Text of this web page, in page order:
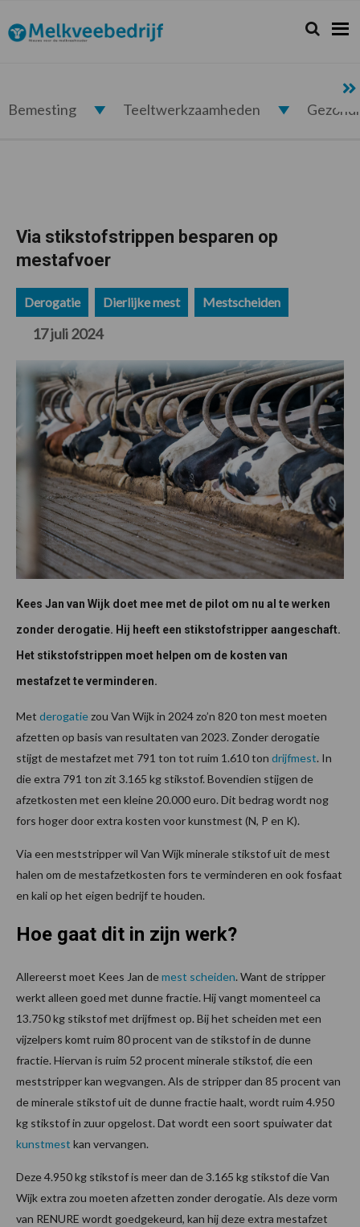
de
hoofdnavigatie
de
hoofd
de
eerste
de
voettekst
Melkveebedrijf.nl Zoeken...
Zoek
Bemesting Teeltwerkzaamheden
Via stikstofstrippen besparen op
mestafvoer
Derogatie Dierlijke mest Mestscheiden
17 juli 2024
Kees Jan van Wijk doet mee met de pilot om nu al te werken
zonder derogatie. Hij heeft een stikstofstripper aangeschaft.
Het stikstofstrippen moet helpen om de kosten van
mestafzet te verminderen.
Met derogatiezou Van Wijk in 2024 zo’n 820 ton mest moeten
afzetten op basis van resultaten van 2023. Zonder derogatie
stijgt de mestafzet met 791 ton tot ruim 1.610 ton drijfmest. In
die extra 791 ton zit 3.165 kg stikstof. Bovendien stijgen de
afzetkosten met een kleine 20.000 euro. Dit bedrag wordt nog
fors hoger door extra kosten voor kunstmest (N, P en K).
Via een meststripper wil Van Wijk minerale stikstof uit de mest
halen om de mestafzetkosten fors te verminderen en ook fosfaat
en kali op het eigen bedrijf te houden.
Hoe gaat dit in zijn werk?
Allereerst moet Kees Jan demest scheiden. Want de stripper
werkt alleen goed met dunne fractie. Hij vangt momenteel ca
13.750 kg stikstof met drijfmest op. Bij het scheiden met een
vijzelpers komt ruim 80 procent van de stikstof in de dunne
fractie. Hiervan is ruim 52 procent minerale stikstof, die een
meststripper kan wegvangen. Als de stripper dan 85 procent van
de minerale stikstof uit de dunne fractie haalt, wordt ruim 4.950
kg stikstof in zuur opgelost. Dat wordt een soort spuiwater dat
kunstmest kan vervangen.
Deze 4.950 kg stikstof is meer dan de 3.165 kg stikstof die Van
Wijk extra zou moeten afzetten zonder derogatie. Als deze vorm
van RENURE wordt goedgekeurd, kan hij deze extra mestafzet